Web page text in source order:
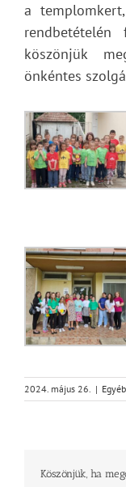
a
köszönjük
önkéntes
2024. május 26. | Egyéb
Köszönjük, ha